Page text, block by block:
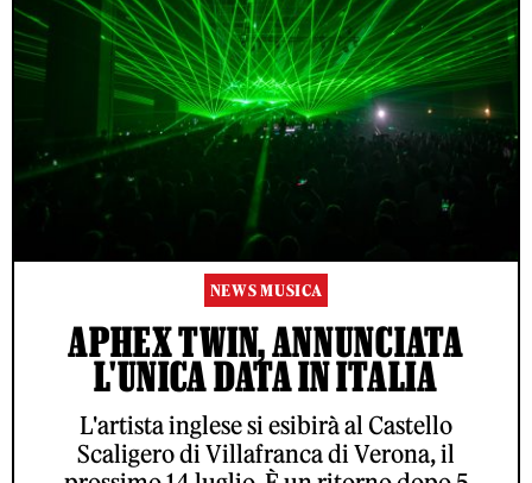
NEWS MUSICA
APHEX TWIN, ANNUNCIATA
L'UNICA DATA IN ITALIA
L'artista inglese si esibirà al Castello
Scaligero di Villafranca di Verona, il